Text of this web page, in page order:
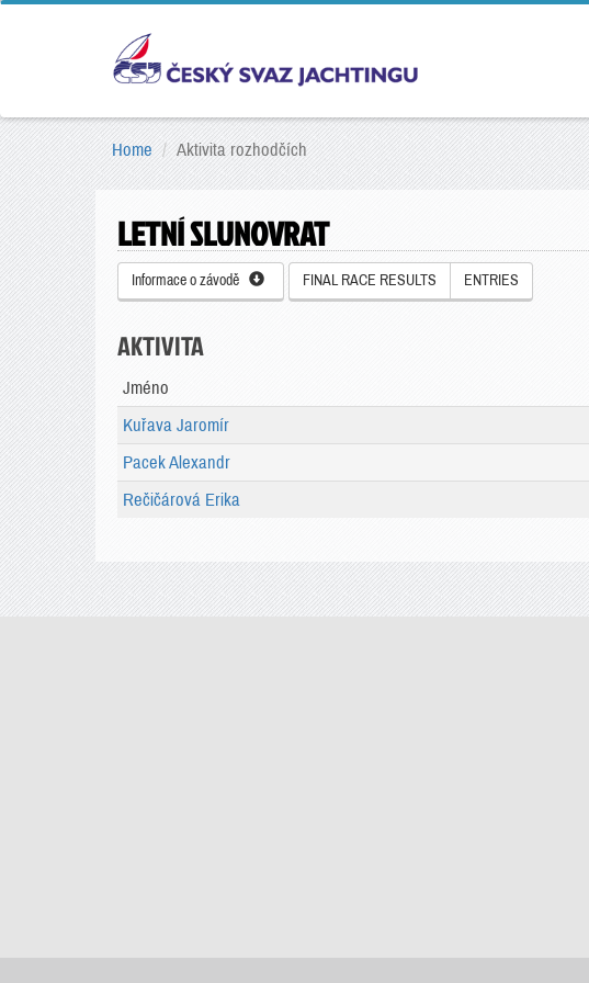
Home Aktivita rozhodčích
LETNÍ SLUNOVRAT
Informace o závodě FINAL RACE RESULTS ENTRIES
AKTIVITA
Jméno
Kuřava Jaromír
Pacek Alexandr
Rečičárová Erika